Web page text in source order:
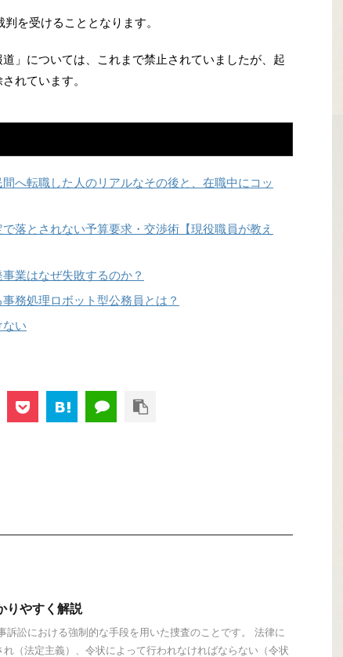
を受けることとなります。
」については、これまで禁止されていましたが、起
れています。
へ転職した人のリアルなその後と、在職中にコッ
落とされない予算要求・交渉術【現役職員が教え
業はなぜ失敗するのか？
務処理ロボット型公務員とは？
い
りやすく解説
訴訟における強制的な手段を用いた捜査のことです。 法律に
（法定主義）、令状によって行われなければならない（令状